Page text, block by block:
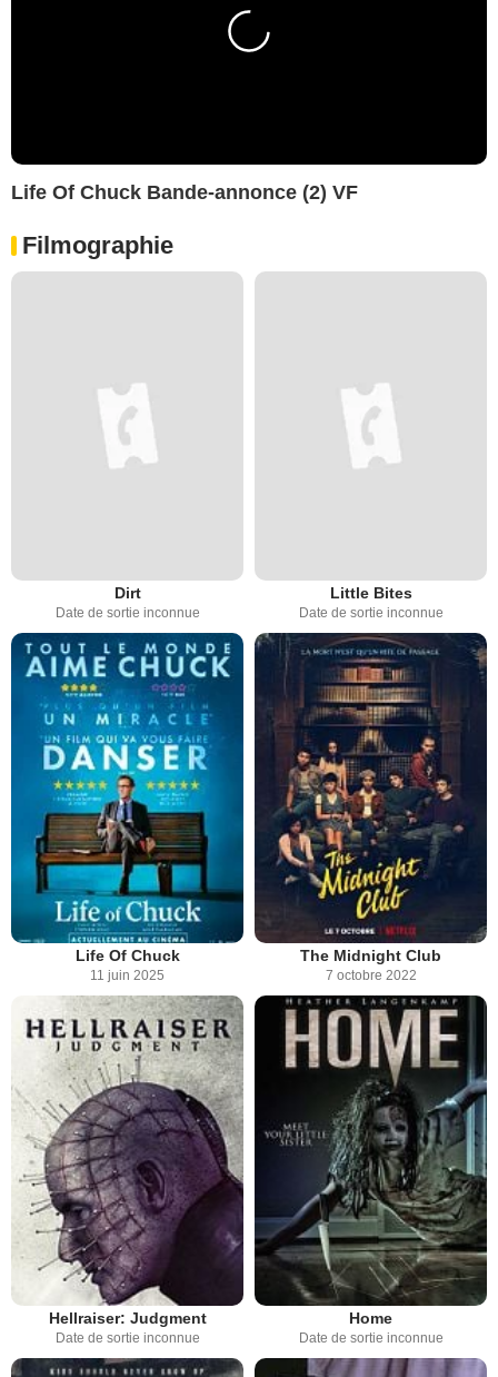
Life Of Chuck Bande-annonce (2) VF
Filmographie
Dirt
Date de sortie inconnue
Little Bites
Date de sortie inconnue
Life Of Chuck
11 juin 2025
The Midnight Club
7 octobre 2022
Hellraiser: Judgment
Date de sortie inconnue
Home
Date de sortie inconnue